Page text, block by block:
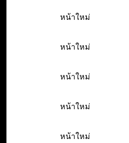
หน้าใหม่
หน้าใหม่
หน้าใหม่
หน้าใหม่
หน้าใหม่